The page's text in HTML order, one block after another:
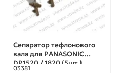
Сепаратор тефлонового
вала для PANASONIC
DP1520 / 1820 (5шт.)
03381